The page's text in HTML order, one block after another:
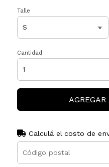
Talle
Cantidad
Calculá el costo de